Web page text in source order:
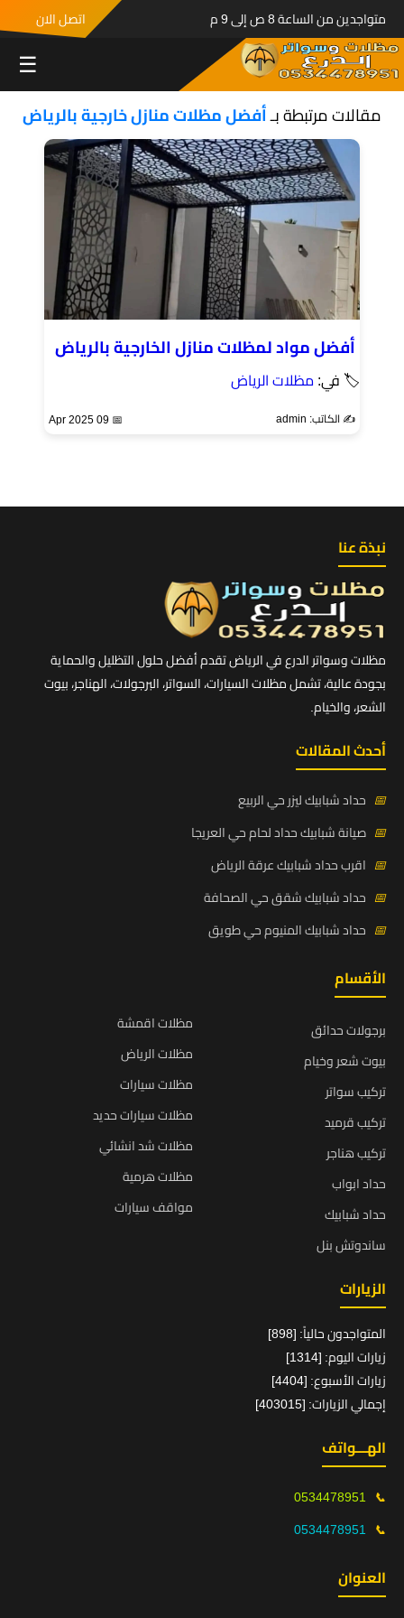
متواجدين من الساعة 8 ص إلى 9 م اتصل الان
☰
مقالات مرتبطة بـأفضل مظلات منازل خارجية بالرياض
أفضل مواد لمظلات منازل الخارجية بالرياض
🏷 في: مظلات الرياض
✍️ الكاتب: admin 📅 09 Apr 2025
نبذة عنا
مظلات وسواتر الدرع في الرياض تقدم أفضل حلول التظليل والحماية
بجودة عالية، تشمل مظلات السيارات، السواتر، البرجولات، الهناجر، بيوت
الشعر، والخيام.
أحدث المقالات
📅 حداد شبابيك ليزر حي الربيع
📅 صيانة شبابيك حداد لحام حي العريجا
📅 اقرب حداد شبابيك عرقة الرياض
📅 حداد شبابيك شقق حي الصحافة
📅 حداد شبابيك المنيوم حي طويق
الأقسام
برجولات حدائق
بيوت شعر وخيام
تركيب سواتر
تركيب قرميد
تركيب هناجر
حداد ابواب
حداد شبابيك
ساندوتش بنل
مظلات اقمشة
مظلات الرياض
مظلات سيارات
مظلات سيارات حديد
مظلات شد انشائي
مظلات هرمية
مواقف سيارات
الزيارات
المتواجدون حالياً: [898]
زيارات اليوم: [1314]
زيارات الأسبوع: [4404]
إجمالي الزيارات: [403015]
الهـــواتف
📞
0534478951
📞
0534478951
العنوان